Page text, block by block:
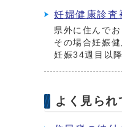
妊婦健康診査
県外に住んで
その場合妊娠
妊娠34週目以
よく見ら